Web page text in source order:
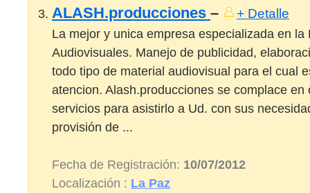
ALASH.producciones –
+ Detalle
La mejor y unica empresa especializada en la
Audiovisuales. Manejo de publicidad,
todo tipo de material audiovisual para el cual
atencion. Alash.producciones se complace
servicios para asistirlo a Ud. con sus
provisión de ...
Fecha de Registración: 10/07/2012
Localización : La Paz